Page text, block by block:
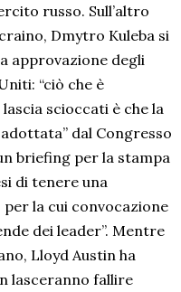
russo. Sull’altro
Dmytro Kuleba si
approvazione degli
“ciò che è
scioccati è che la
dal Congresso
briefing per la stampa
di tenere una
la cui convocazione
dei leader”. Mentre
Lloyd Austin ha
lasceranno fallire